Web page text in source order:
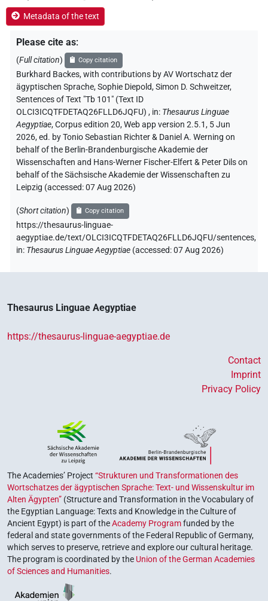
Metadata of the text
Please cite as:
(Full citation) Copy citation
Burkhard Backes,with contributions byAV Wortschatz der
ägyptischen Sprache, Sophie Diepold, Simon D. Schweitzer,
Sentences of Text "Tb 101" (Text ID
OLCI3ICQTFDETAQ26FLLD6JQFU) , in: Thesaurus Linguae
Aegyptiae,Corpus edition 20, Web app version 2.5.1, 5 Jun
2026, ed. by Tonio Sebastian Richter & Daniel A. Werning on
behalf of the Berlin-Brandenburgische Akademie der
Wissenschaften and Hans-Werner Fischer-Elfert & Peter Dils on
behalf of the Sächsische Akademie der Wissenschaften zu
Leipzig (accessed:07 Aug 2026)
(Short citation) Copy citation
https://thesaurus-linguae-
aegyptiae.de/text/OLCI3ICQTFDETAQ26FLLD6JQFU/sentences,
in: Thesaurus Linguae Aegyptiae (accessed:07 Aug 2026)
Thesaurus Linguae Aegyptiae
https://thesaurus-linguae-aegyptiae.de
Contact
Imprint
Privacy Policy
The Academies’ Project “Strukturen und Transformationen des
Wortschatzes der ägyptischen Sprache: Text- und Wissenskultur im
Alten Ägypten” (Structure and Transformation in the Vocabulary of
the Egyptian Language: Texts and Knowledge in the Culture of
Ancient Egypt) is part of theAcademy Programfunded by the
federal and state governments of the Federal Republic of Germany,
which serves to preserve, retrieve and explore our cultural heritage.
The program is coordinated by the Union of the German Academies
of Sciences and Humanities.